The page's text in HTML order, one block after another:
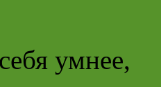
умнее,